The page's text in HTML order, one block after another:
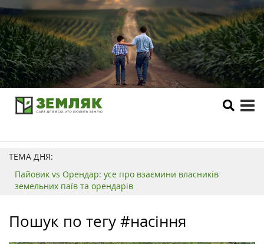
ТЕМА ДНЯ:
Пайовик vs Орендар: усе про взаємини власників
земельних паїв та орендарів
Пошук по тегу #насіння